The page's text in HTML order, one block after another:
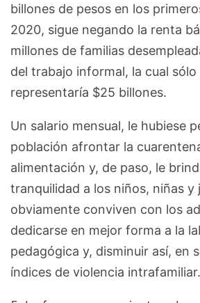
billones de pesos en los
2020, sigue negando la renta
millones de familias
del trabajo informal, la cual sólo
representaría $25 billones.
Un salario mensual, le hubiese
población afrontar la
alimentación y, de paso, le
tranquilidad a los niños, niñas y
obviamente conviven con los
dedicarse en mejor forma a la
pedagógica y, disminuir así, en
índices de violencia intrafamiliar.